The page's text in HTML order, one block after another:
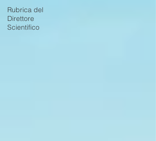
Rubrica del
Direttore
Scientifico